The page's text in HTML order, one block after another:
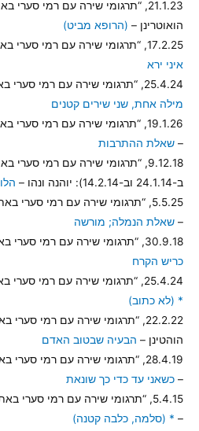
21.1.23, “תרגומי שירה עם רמי סערי
הואוטרינן – (הרופא מביט)
17.2.25, “תרגומי שירה עם רמי סערי באתר של נילי דגן”: טומי פרקו –
איני ירא
25.4.24, “תרגומי שירה עם רמי סערי באתר של נילי דגן”: טרו ליוקונן –
מילה אחת, שני שירים קטנים
19.1.26, “תרגומי שירה עם רמי סערי
– שאלת ההתרבות
9.12.18, “תרגומי שירה עם רמי
ב-24.1.14 וב-14.2.14): יוהנה ונהו –
5.5.25, “תרגומי שירה עם רמי סערי
– שאלת הנמלה; מורשה
30.9.18, “תרגומי שירה עם רמי סערי באתר של נילי דגן”: יוקה ויקילה –
כריש הקרח
25.4.24, “תרגומי שירה עם רמי סערי באתר של נילי דגן”: ירקו טונטי –
* (לא כתוב)
22.2.22, “תרגומי שירה עם רמי
הוהטינן – הבעיה שבטוב האדם
28.4.19, “תרגומי שירה עם רמי
– כשאני עד כדי כך שונאת
5.4.15, “תרגומי שירה עם רמי סערי
– * (סלמה, כלבה קטנה)